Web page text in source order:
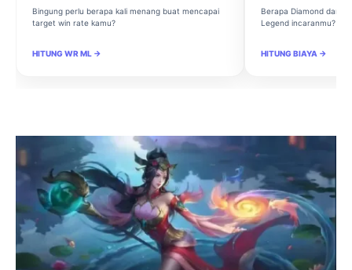
Bingung perlu berapa kali menang buat mencapai
target win rate kamu?
HITUNG WR ML →
Berapa Diamond dan
Legend incaranmu?
HITUNG BIAYA →